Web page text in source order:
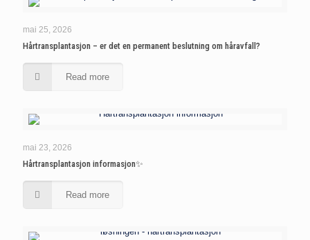
mai 25, 2026
Hårtransplantasjon – er det en permanent beslutning om håravfall?
Read more
mai 23, 2026
Hårtransplantasjon informasjon✨
Read more